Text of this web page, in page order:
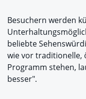
Besuchern werden
beliebte
wie vor traditionelle,
Programm stehen,
besser".